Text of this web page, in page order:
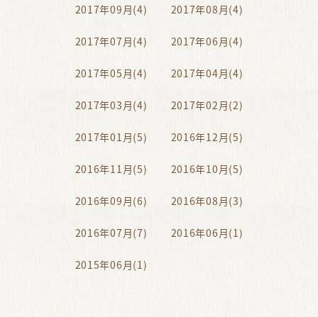
2017年09月(4) 2017年08月(4)
2017年07月(4) 2017年06月(4)
2017年05月(4) 2017年04月(4)
2017年03月(4) 2017年02月(2)
2017年01月(5) 2016年12月(5)
2016年11月(5) 2016年10月(5)
2016年09月(6) 2016年08月(3)
2016年07月(7) 2016年06月(1)
2015年06月(1)